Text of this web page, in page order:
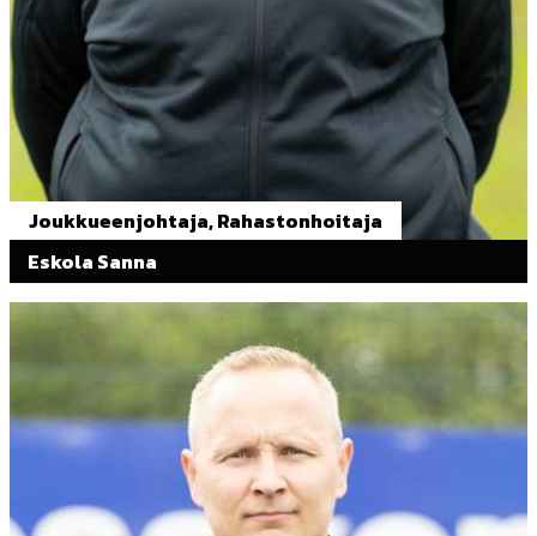
Joukkueenjohtaja, Rahastonhoitaja
Eskola Sanna